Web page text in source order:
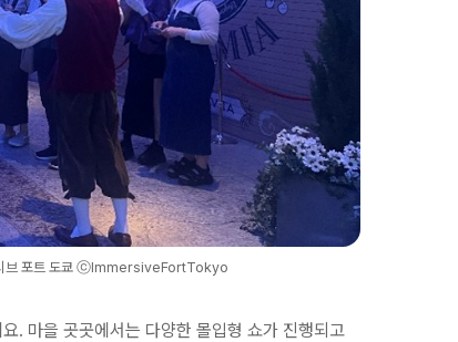
시브 포트 도쿄 ⓒImmersiveFortTokyo
. 마을 곳곳에서는 다양한 몰입형 쇼가 진행되고